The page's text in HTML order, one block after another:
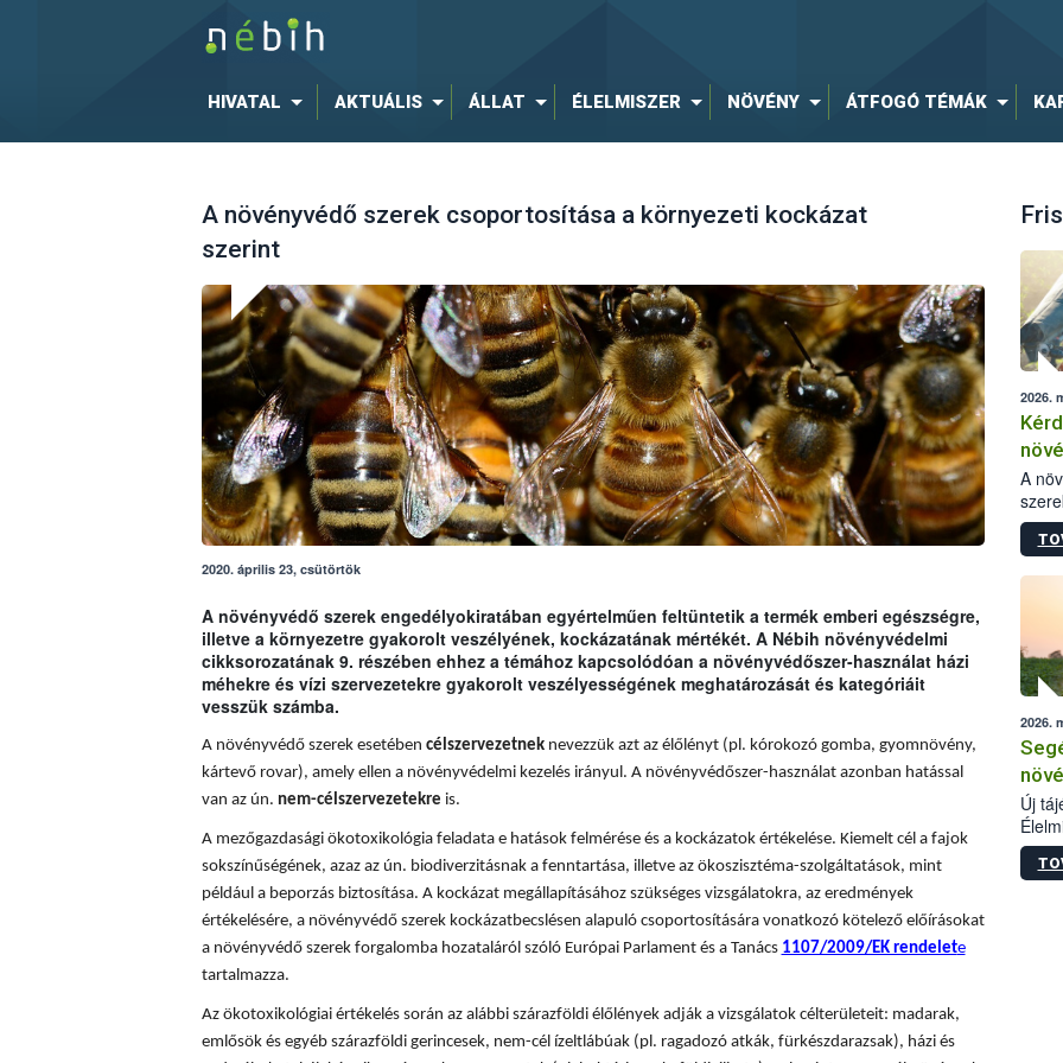
HIVATAL AKTUÁLIS ÁLLAT ÉLELMISZER NÖVÉNY ÁTFOGÓ TÉMÁK
A növényvédő szerek csoportosítása a környezeti kockázat
szerint
2020. április 23, csütörtök
A növényvédő szerek engedélyokiratában egyértelműen feltüntetik a termék emberi egészségre,
illetve a környezetre gyakorolt veszélyének, kockázatának mértékét. A Nébih növényvédelmi
cikksorozatának 9. részében ehhez a témához kapcsolódóan a növényvédőszer-használat házi
méhekre és vízi szervezetekre gyakorolt veszélyességének meghatározását és kategóriáit
vesszük számba.
A növényvédő szerek esetében célszervezetneknevezzük azt az élőlényt (pl. kórokozó gomba, gyomnövény,
kártevő rovar), amely ellen a növényvédelmi kezelés irányul. A növényvédőszer-használat azonban hatással
van az ún. nem-célszervezetekre is.
A mezőgazdasági ökotoxikológia feladata e hatások felmérése és a kockázatok értékelése. Kiemelt cél a fajok
sokszínűségének, azaz az ún. biodiverzitásnak a fenntartása, illetve az ökoszisztéma-szolgáltatások, mint
például a beporzás biztosítása. A kockázat megállapításához szükséges vizsgálatokra, az eredmények
értékelésére, a növényvédő szerek kockázatbecslésen alapuló csoportosítására vonatkozó kötelező előírásokat
a növényvédő szerek forgalomba hozataláról szóló Európai Parlament és a Tanács 1107/2009/EK rendelete
tartalmazza.
Az ökotoxikológiai értékelés során az alábbi szárazföldi élőlények adják a vizsgálatok célterületeit: madarak,
emlősök és egyéb szárazföldi gerincesek, nem-cél ízeltlábúak (pl. ragadozó atkák, fürkészdarazsak), házi és
2026.
A
kis
2026.
Új